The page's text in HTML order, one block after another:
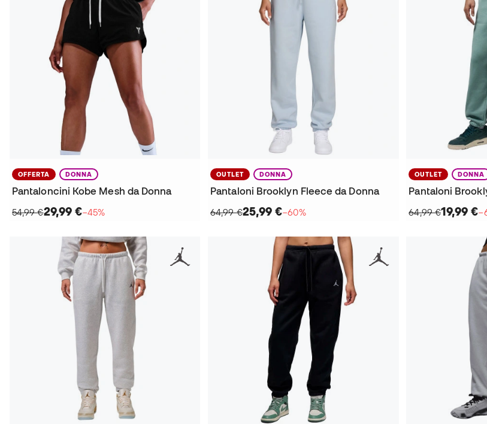
OFFERTA DONNA
Pantaloncini Kobe Mesh da Donna
54,99 €29,99 €−45%
OUTLET DONNA
Pantaloni Brooklyn Fleece da Donna
64,99 €25,99 €−60%
OUTLET DONNA
Pantaloni
64,99 €19,99 €